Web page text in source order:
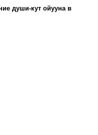
души-кут ойууна в